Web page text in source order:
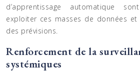
d’apprentissage automatique
exploiter ces masses de données
des prévisions.
Renforcement de la
systémiques